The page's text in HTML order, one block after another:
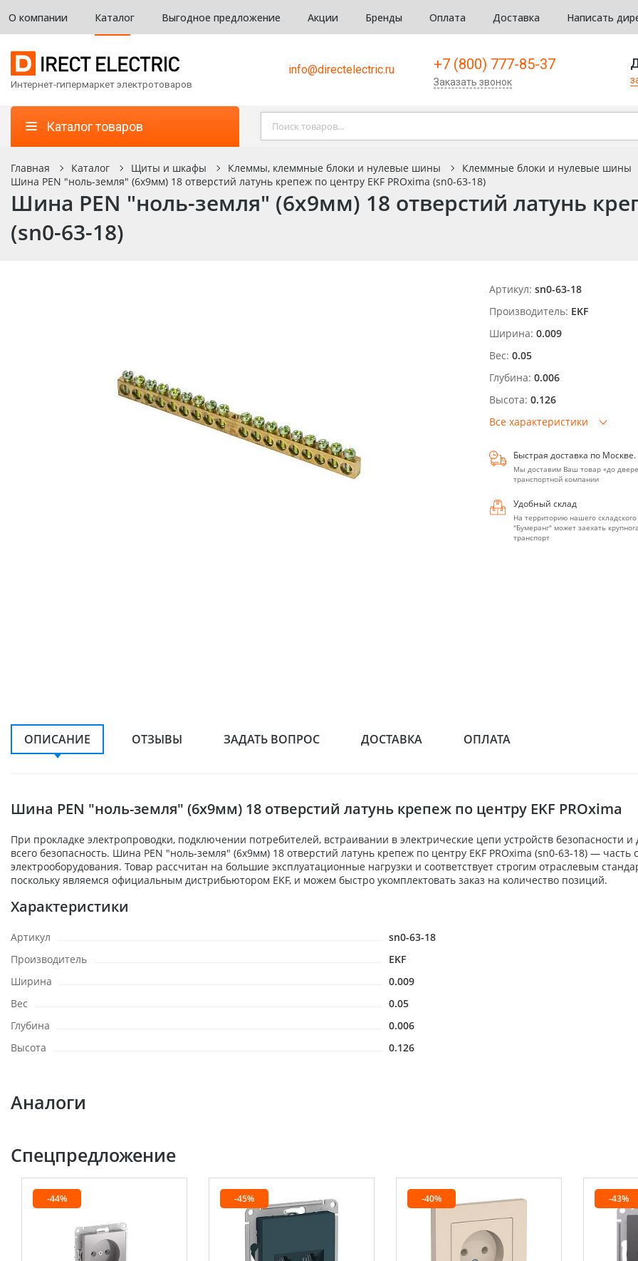
О компании Каталог Выгодное предложение Акции Бренды Оплата Доставка Написать
Интернет-гипермаркет электротоваров
info@directelectric.ru +7 (800) 777-85-37
Заказать звонок
Каталог товаров
Главная Каталог Щиты и шкафы Клеммы, клеммные блоки и нулевые шины
Клеммные блоки и нулевые шины
Шина PEN "ноль-земля" (6х9мм) 18 отверстий латунь крепеж по центру EKF PROxima (sn0-63-18)
Шина PEN "ноль-земля" (6х9мм) 18 отверстий латунь
(sn0-63-18)
Артикул: sn0-63-18
Производитель: EKF
Ширина: 0.009
Вес: 0.05
Глубина: 0.006
Высота: 0.126
Все характеристики
Быстрая доставка по Москве.
Мы доставим Ваш товар «до
транспортной компании
Удобный склад
На территорию нашего
"Бумеранг" может заехать
транспорт
ОПИСАНИЕ ОТЗЫВЫ ЗАДАТЬ ВОПРОС ДОСТАВКА ОПЛАТА
Шина PEN "ноль-земля" (6х9мм) 18 отверстий латунь крепеж по центру EKF PROxima
При прокладке электропроводки, подключении потребителей, встраивании в электрические цепи устройств
всего безопасность. Шина PEN "ноль-земля" (6х9мм) 18 отверстий латунь крепеж по центру EKF PROxima (sn0-63-18) —
электрооборудования. Товар рассчитан на большие эксплуатационные нагрузки и соответствует строгим отраслевым
поскольку являемся официальным дистрибьютором EKF, и можем быстро укомплектовать заказ на количество позиций.
Характеристики
Артикул
sn0-63-18
Производитель
EKF
Ширина
0.009
Вес
0.05
Глубина
0.006
Высота
0.126
Аналоги
Спецпредложение
-44% -45% -40% -43%